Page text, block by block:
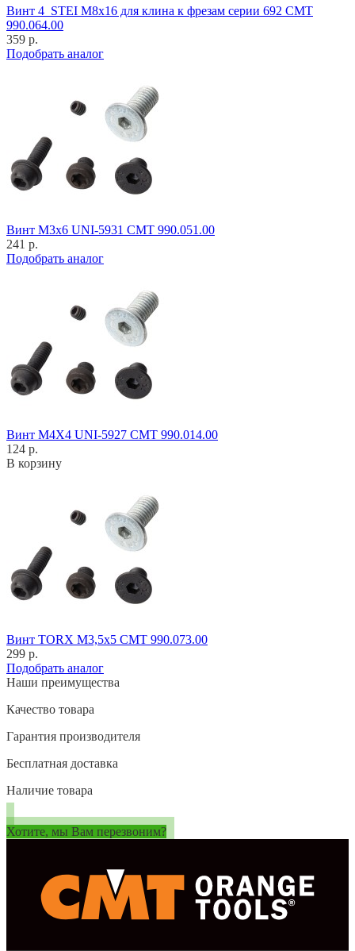
Винт 4_STEI M8x16 для клина к фрезам серии 692 CMT
990.064.00
359 р.
Подобрать аналог
Винт M3x6 UNI-5931 CMT 990.051.00
241 р.
Подобрать аналог
Винт M4X4 UNI-5927 CMT 990.014.00
124 р.
В корзину
Винт TORX M3,5x5 CMT 990.073.00
299 р.
Подобрать аналог
Наши преимущества
Качество товара
Гарантия производителя
Бесплатная доставка
Наличие товара
Хотите, мы Вам перезвоним?